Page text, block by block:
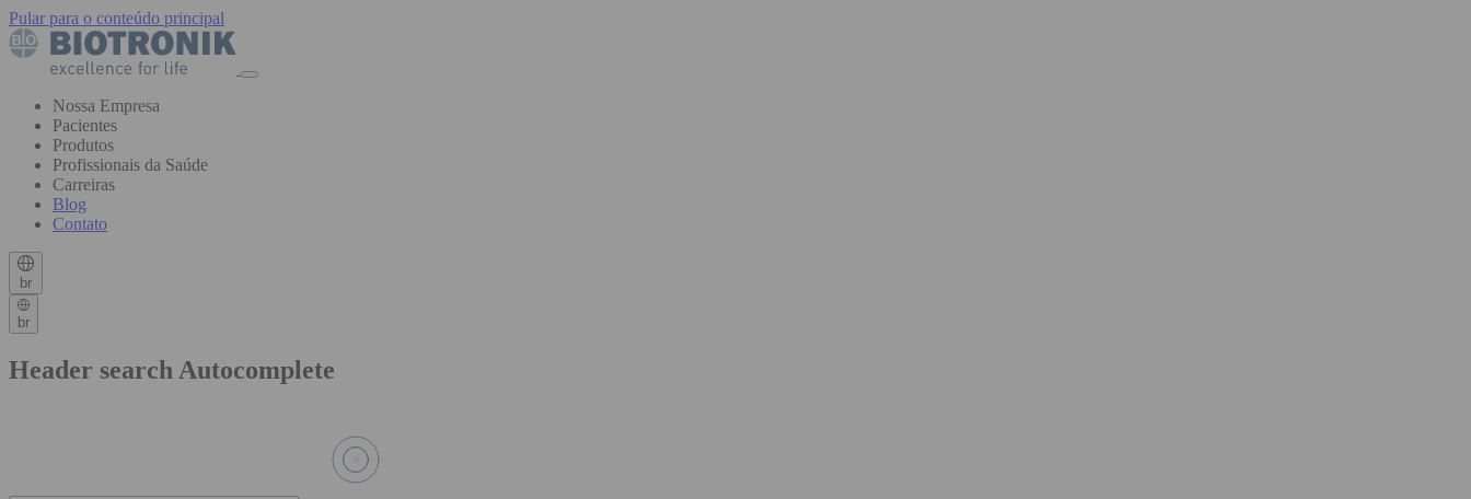
Pular para o conteúdo principal
Nossa Empresa
Pacientes
Produtos
Profissionais da Saúde
Carreiras
Blog
Contato
br
br
Header search Autocomplete